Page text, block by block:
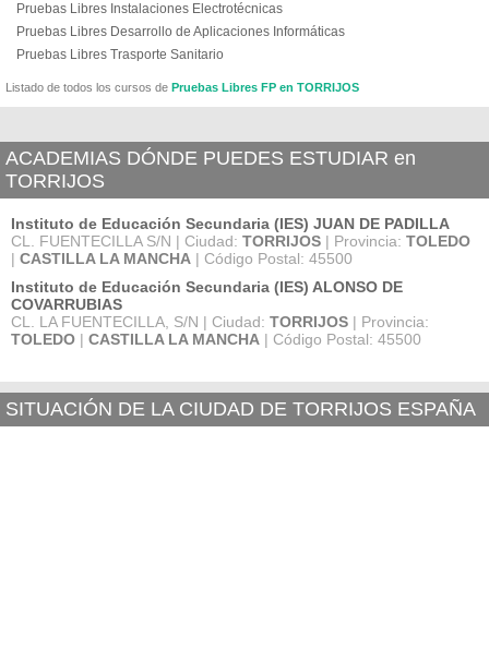
Pruebas Libres Instalaciones Electrotécnicas
Pruebas Libres Desarrollo de Aplicaciones Informáticas
Pruebas Libres Trasporte Sanitario
Listado de todos los cursos de Pruebas Libres FP en TORRIJOS
ACADEMIAS DÓNDE PUEDES ESTUDIAR en
TORRIJOS
Instituto de Educación Secundaria (IES) JUAN DE PADILLA
CL. FUENTECILLA S/N | Ciudad: TORRIJOS | Provincia: TOLEDO
| CASTILLA LA MANCHA | Código Postal: 45500
Instituto de Educación Secundaria (IES) ALONSO DE
COVARRUBIAS
CL. LA FUENTECILLA, S/N | Ciudad: TORRIJOS | Provincia:
TOLEDO | CASTILLA LA MANCHA | Código Postal: 45500
SITUACIÓN DE LA CIUDAD DE TORRIJOS ESPAÑA